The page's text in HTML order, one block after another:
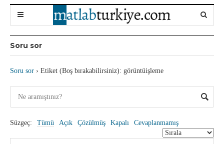
Soru sor
Soru sor › Etiket (Boş bırakabilirsiniz): görüntüişleme
Süzgeç: Tümü Açık Çözülmüş Kapalı Cevaplanmamış